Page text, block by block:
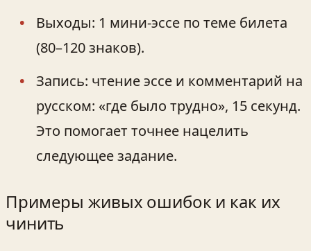
Выходы: 1 мини-эссе по теме билета
(80–120 знаков).
Запись: чтение эссе и комментарий на
русском: «где было трудно», 15 секунд.
Это помогает точнее нацелить
следующее задание.
Примеры живых ошибок и как их
чинить